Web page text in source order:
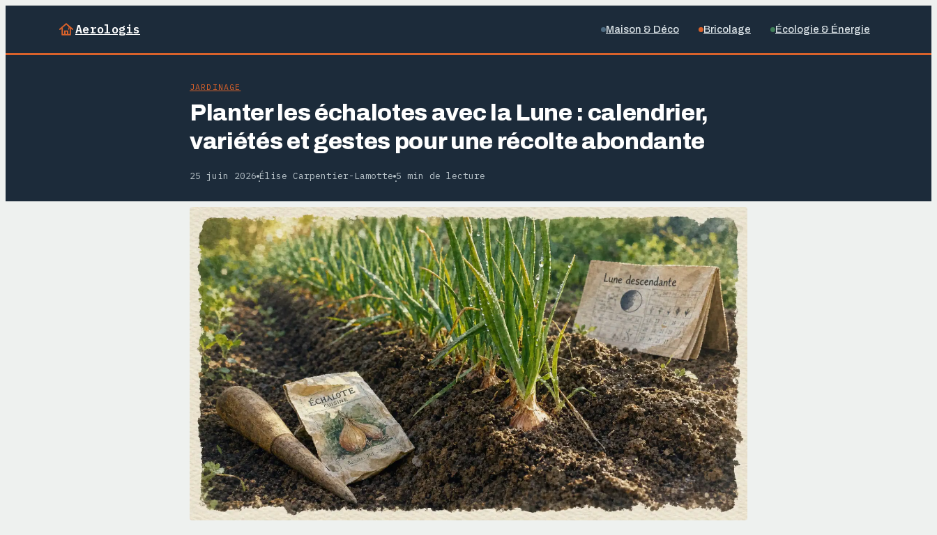
Aerologis Maison & Déco Bricolage Écologie & Énergie
JARDINAGE
Planter les échalotes avec la Lune : calendrier,
variétés et gestes pour une récolte abondante
25 juin 2026·Élise Carpentier-Lamotte·5 min de lecture